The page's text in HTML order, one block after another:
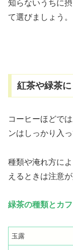
知らないうちに
て選びましょう。
紅茶や緑茶
コーヒーほどで
ンはしっかり入っ
種類や淹れ方に
えるときは注意が
緑茶の種類とカ
玉露